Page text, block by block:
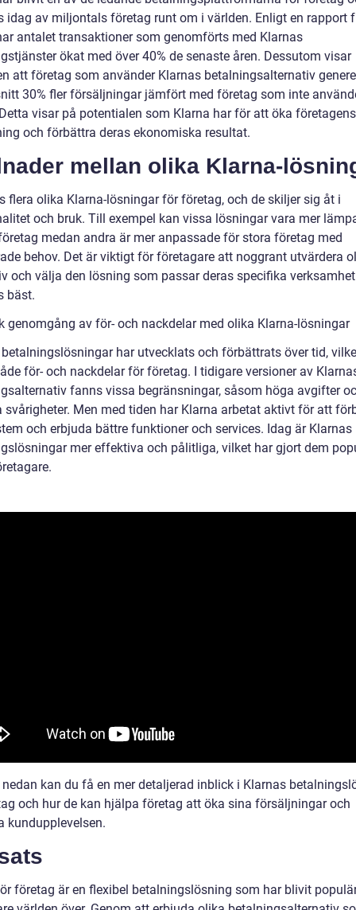
idag av miljontals företag runt om i världen. Enligt en rapport
antalet transaktioner som genomförts med Klarnas
ökat med över 40% de senaste åren. Dessutom visar
att företag som använder Klarnas betalningsalternativ
30% fler försäljningar jämfört med företag som inte
visar på potentialen som Klarna har för att öka företagens
och förbättra deras ekonomiska resultat.
mellan olika Klarna-
flera olika Klarna-lösningar för företag, och de skiljer sig åt i
och bruk. Till exempel kan vissa lösningar vara mer
medan andra är mer anpassade för stora företag med
behov. Det är viktigt för företagare att noggrant utvärdera
och välja den lösning som passar deras specifika
bäst.
genomgång av för- och nackdelar med olika Klarna-lösningar
har utvecklats och förbättrats över tid,
för- och nackdelar för företag. I tidigare versioner av
fanns vissa begränsningar, såsom höga avgifter
svårigheter. Men med tiden har Klarna arbetat aktivt för att
och erbjuda bättre funktioner och services. Idag är Klarnas
mer effektiva och pålitliga, vilket har gjort dem
kan du få en mer detaljerad inblick i Klarnas
och hur de kan hjälpa företag att öka sina försäljningar och
kundupplevelsen.
företag är en flexibel betalningslösning som har blivit